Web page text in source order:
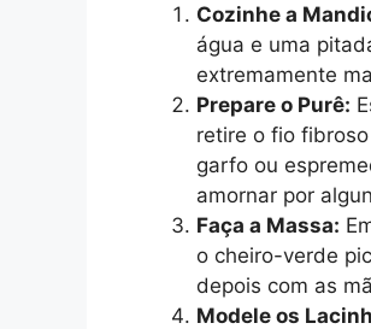
Cozinhe a
água e uma
extremamente
Prepare o Purê:
retire o fio
garfo ou
amornar por
Faça a Massa:
o cheiro-verde
depois com as
Modele os